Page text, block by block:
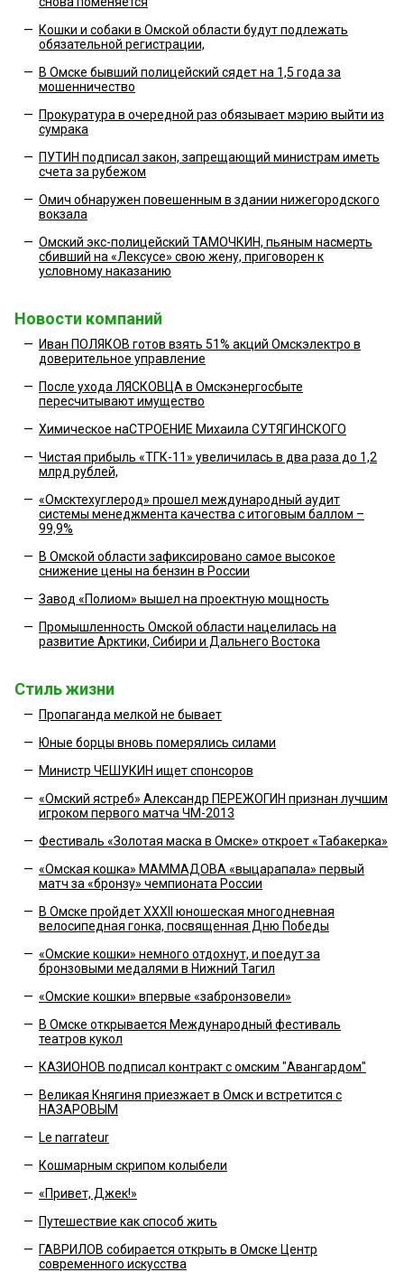
— Кошки и собаки в Омской области будут подлежать
обязательной регистрации,
— В Омске бывший полицейский сядет на 1,5 года за
мошенничество
— Прокуратура в очередной раз обязывает мэрию выйти из
сумрака
— ПУТИН подписал закон, запрещающий министрам иметь
счета за рубежом
— Омич обнаружен повешенным в здании нижегородского
вокзала
— Омский экс-полицейский ТАМОЧКИН, пьяным насмерть
сбивший на «Лексусе» свою жену, приговорен к
условному наказанию
Новости компаний
— Иван ПОЛЯКОВ готов взять 51% акций Омскэлектро в
доверительное управление
— После ухода ЛЯСКОВЦА в Омскэнергосбыте
пересчитывают имущество
— Химическое наСТРОЕНИЕ Михаила СУТЯГИНСКОГО
— Чистая прибыль «ТГК-11» увеличилась в два раза до 1,2
млрд рублей,
— «Омсктехуглерод» прошел международный аудит
системы менеджмента качества с итоговым баллом –
99,9%
— В Омской области зафиксировано самое высокое
снижение цены на бензин в России
— Завод «Полиом» вышел на проектную мощность
— Промышленность Омской области нацелилась на
развитие Арктики, Сибири и Дальнего Востока
Стиль жизни
— Пропаганда мелкой не бывает
— Юные борцы вновь померялись силами
— Министр ЧЕШУКИН ищет спонсоров
— «Омский ястреб» Александр ПЕРЕЖОГИН признан лучшим
игроком первого матча ЧМ-2013
— Фестиваль «Золотая маска в Омске» откроет «Табакерка»
— «Омская кошка» МАММАДОВА «выцарапала» первый
матч за «бронзу» чемпионата России
— В Омске пройдет XXXII юношеская многодневная
велосипедная гонка, посвященная Дню Победы
— «Омские кошки» немного отдохнут, и поедут за
бронзовыми медалями в Нижний Тагил
— «Омские кошки» впервые «забронзовели»
— В Омске открывается Международный фестиваль
театров кукол
— КАЗИОНОВ подписал контракт с омским "Авангардом"
— Великая Княгиня приезжает в Омск и встретится с
НАЗАРОВЫМ
— Le narrateur
— Кошмарным скрипом колыбели
— «Привет, Джек!»
— Путешествие как способ жить
— ГАВРИЛОВ собирается открыть в Омске Центр
современного искусства